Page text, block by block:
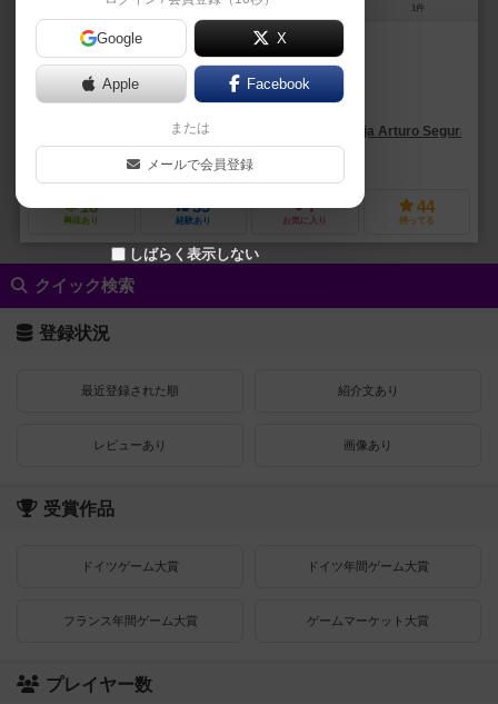
120分前後 1件
作品説明文の編集者を募集中
リプシッツ（Lipschitzz）
ボルハ・アルトゥーロ・セグラ・セルデイラ（Borja Arturo Segura
エリート・ゲームズ（Elite Games (II)）
18
興味あり
39
経験あり
7
お気に入り
44
持ってる
クイック検索
登録状況
最近登録された順 紹介文あり
レビューあり 画像あり
受賞作品
ドイツゲーム大賞 ドイツ年間ゲーム大賞
フランス年間ゲーム大賞 ゲームマーケット大賞
プレイヤー数
Google X
Apple Facebook
または
メールで会員登録
しばらく表示しない